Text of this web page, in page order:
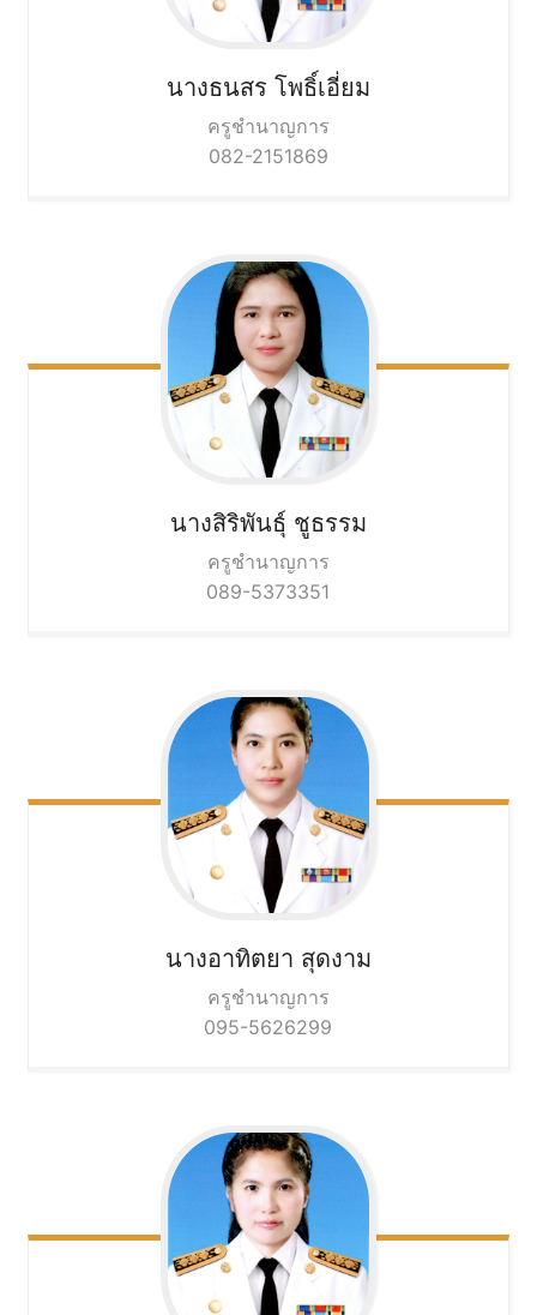
นางธนสร โพธิ์เอี่ยม
ครูชำนาญการ
082-2151869
นางสิริพันธุ์ ชูธรรม
ครูชำนาญการ
089-5373351
นางอาทิตยา สุดงาม
ครูชำนาญการ
095-5626299